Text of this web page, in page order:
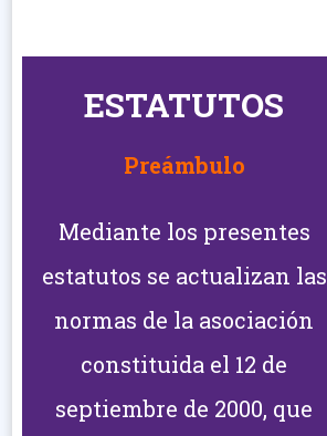
ESTATUTOS
Preámbulo
Mediante los presentes
estatutos se actualizan las
normas de la asociación
constituida el 12 de
septiembre de 2000, que